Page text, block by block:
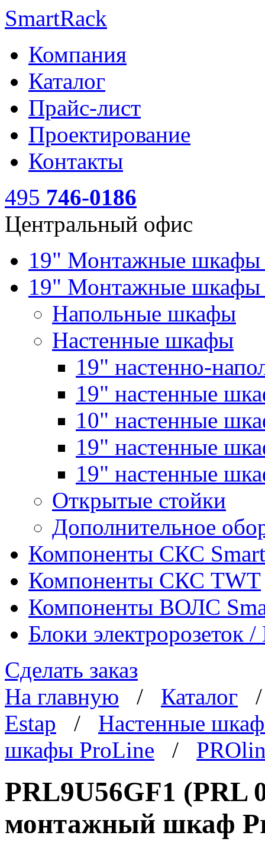
SmartRack
Компания
Каталог
Прайс-лист
Проектирование
Контакты
495 746-0186
Центральный офис
19" Монтажные
19" Монтажные шкафы
Напольные шкафы
Настенные шкафы
19" настенно-
19" настенные
10" настенные
19" настенные
19" настенные
Открытые стойки
Дополнительное
Компоненты СКС
Компоненты СКС TWT
Компоненты ВОЛС
Блоки электророзеток
Сделать заказ
На главную / Каталог
Estap / Настенные
шкафы ProLine /
PRL9U56GF1 (PRL
монтажный шкаф